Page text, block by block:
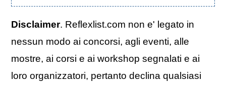
Disclaimer. Reflexlist.com non e' legato in
nessun modo ai concorsi, agli eventi, alle
mostre, ai corsi e ai workshop segnalati e ai
loro organizzatori, pertanto declina qualsiasi